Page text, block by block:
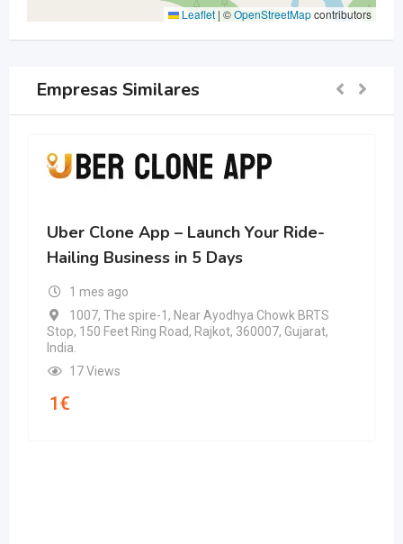
Leaflet | ©OpenStreetMapcontributors
Empresas Similares
Uber Clone App – Launch Your Ride-
Hailing Business in 5 Days
1 mes ago
1007, The spire-1, Near Ayodhya Chowk BRTS
Stop, 150 Feet Ring Road, Rajkot, 360007, Gujarat,
India.
17 Views
1€